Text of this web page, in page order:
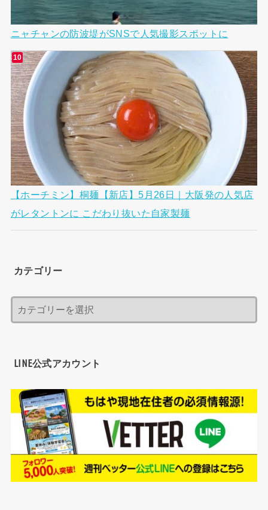
ニャチャンの防波堤がSNSで人気撮影スポットに
【ホーチミン】桐麺【新店】5月26日｜大阪発の人気店
がレタントンに こだわり抜いた自家製麺
カテゴリー
LINE公式アカウント